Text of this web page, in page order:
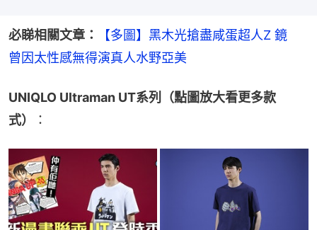
必睇相關文章：
【多圖】黑木光搶盡咸蛋超人Z 鏡
曾因太性感無得演真人水野亞美
UNIQLO Ultraman UT系列（點圖放大看更多款
式）
：